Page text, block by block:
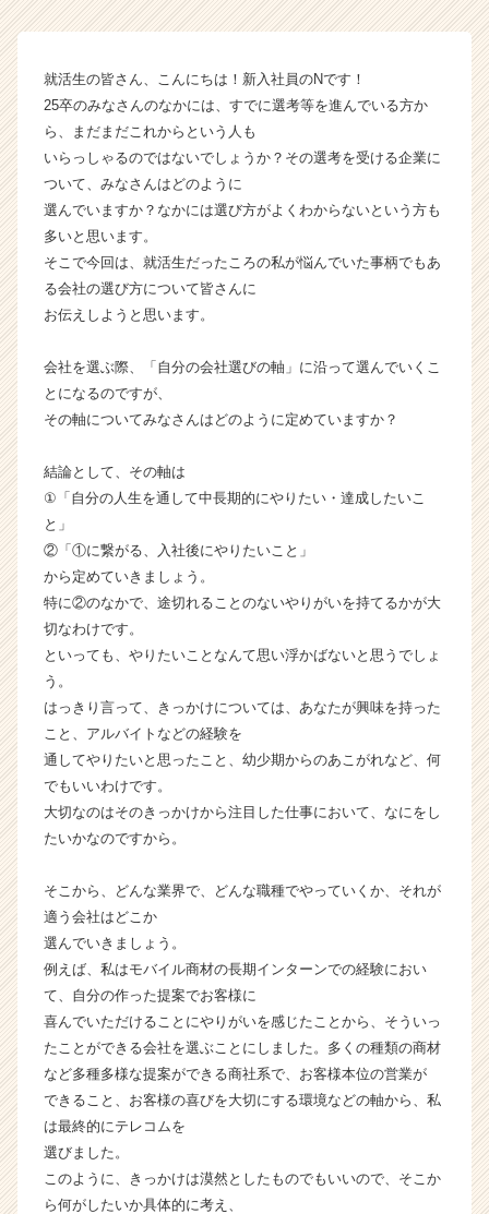
ベ
チ
ャ
成
長
企
業
ら
ス
ウ
が
く
活
イ
チ
ア
キ
リ
h
e
e
C
e
就活生の皆さん、こんにちは！新入社員のNです！
25卒のみなさんのなかには、すでに選考等を進んでいる方か
ら、まだまだこれからという人も
いらっしゃるのではないでしょうか？その選考を受ける企業に
ついて、みなさんはどのように
選んでいますか？なかには選び方がよくわからないという方も
多いと思います。
そこで今回は、就活生だったころの私が悩んでいた事柄でもあ
る会社の選び方について皆さんに
お伝えしようと思います。
会社を選ぶ際、「自分の会社選びの軸」に沿って選んでいくこ
とになるのですが、
その軸についてみなさんはどのように定めていますか？
結論として、その軸は
①「自分の人生を通して中長期的にやりたい・達成したいこ
と」
②「①に繋がる、入社後にやりたいこと」
から定めていきましょう。
特に②のなかで、途切れることのないやりがいを持てるかが大
切なわけです。
といっても、やりたいことなんて思い浮かばないと思うでしょ
う。
はっきり言って、きっかけについては、あなたが興味を持った
こと、アルバイトなどの経験を
通してやりたいと思ったこと、幼少期からのあこがれなど、何
でもいいわけです。
大切なのはそのきっかけから注目した仕事において、なにをし
たいかなのですから。
そこから、どんな業界で、どんな職種でやっていくか、それが
適う会社はどこか
選んでいきましょう。
例えば、私はモバイル商材の長期インターンでの経験におい
て、自分の作った提案でお客様に
喜んでいただけることにやりがいを感じたことから、そういっ
たことができる会社を選ぶことにしました。多くの種類の商材
など多種多様な提案ができる商社系で、お客様本位の営業が
できること、お客様の喜びを大切にする環境などの軸から、私
は最終的にテレコムを
選びました。
このように、きっかけは漠然としたものでもいいので、そこか
ら何がしたいか具体的に考え、